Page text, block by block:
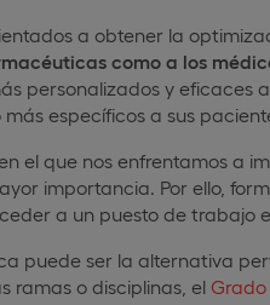
a obtener la
como a los
personalizados y eficaces
específicos a sus
el que nos enfrentamos a
importancia. Por ello,
a un puesto de trabajo
puede ser la alternativa
ramas o disciplinas, el